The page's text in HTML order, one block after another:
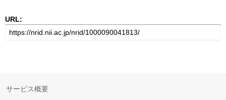
URL:
サービス概要